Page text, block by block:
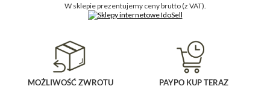
W sklepie prezentujemy ceny brutto (z VAT).
MOŻLIWOŚĆ ZWROTU PAYPO KUP TERAZ